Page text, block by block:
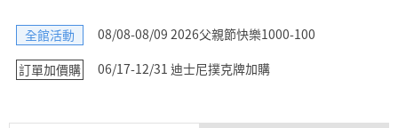
全館活動
08/08-08/09 2026父親節快樂1000-100
訂單加價購
06/17-12/31 迪士尼撲克牌加購